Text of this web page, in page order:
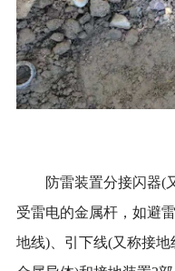
防雷装置分接闪器(又
受雷电的金属杆，如避
地线)、引下线(又称接